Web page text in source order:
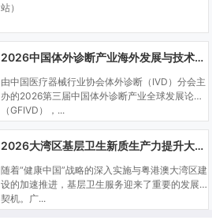
站）
2026中国体外诊断产业海外发展与技术创新大会
由中国医疗器械行业协会体外诊断（IVD）分会主
办的2026第三届中国体外诊断产业全球发展论坛
（GFIVD），...
2026大湾区基层卫生新质生产力提升大会暨基层医疗卫生机构产学研融合学术会议
随着“健康中国”战略的深入实施与粤港澳大湾区建
设的加速推进，基层卫生服务迎来了重要的发展
契机。广...